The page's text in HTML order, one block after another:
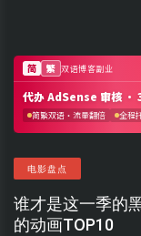
电影盘点
谁才是这一季的
的动画TOP10